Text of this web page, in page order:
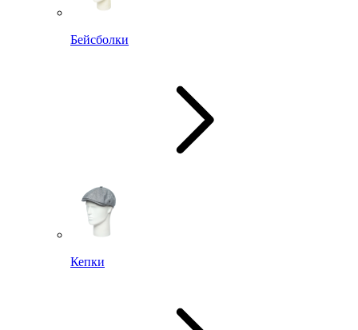
Бейсболки
Кепки